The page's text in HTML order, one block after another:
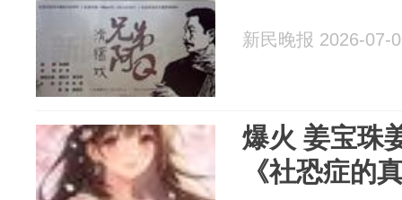
新民晚报 2026-07-
爆火 姜宝珠姜昊然姜悠然顾廷舟
《社恐症的